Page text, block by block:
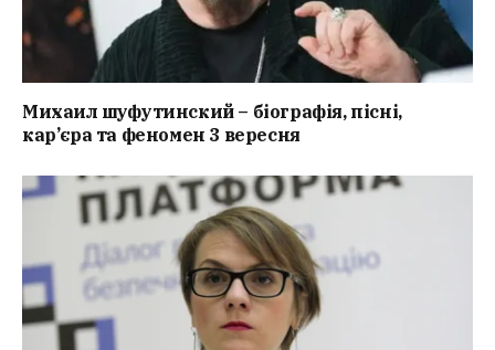
Михаил шуфутинский – біографія, пісні,
кар’єра та феномен 3 вересня